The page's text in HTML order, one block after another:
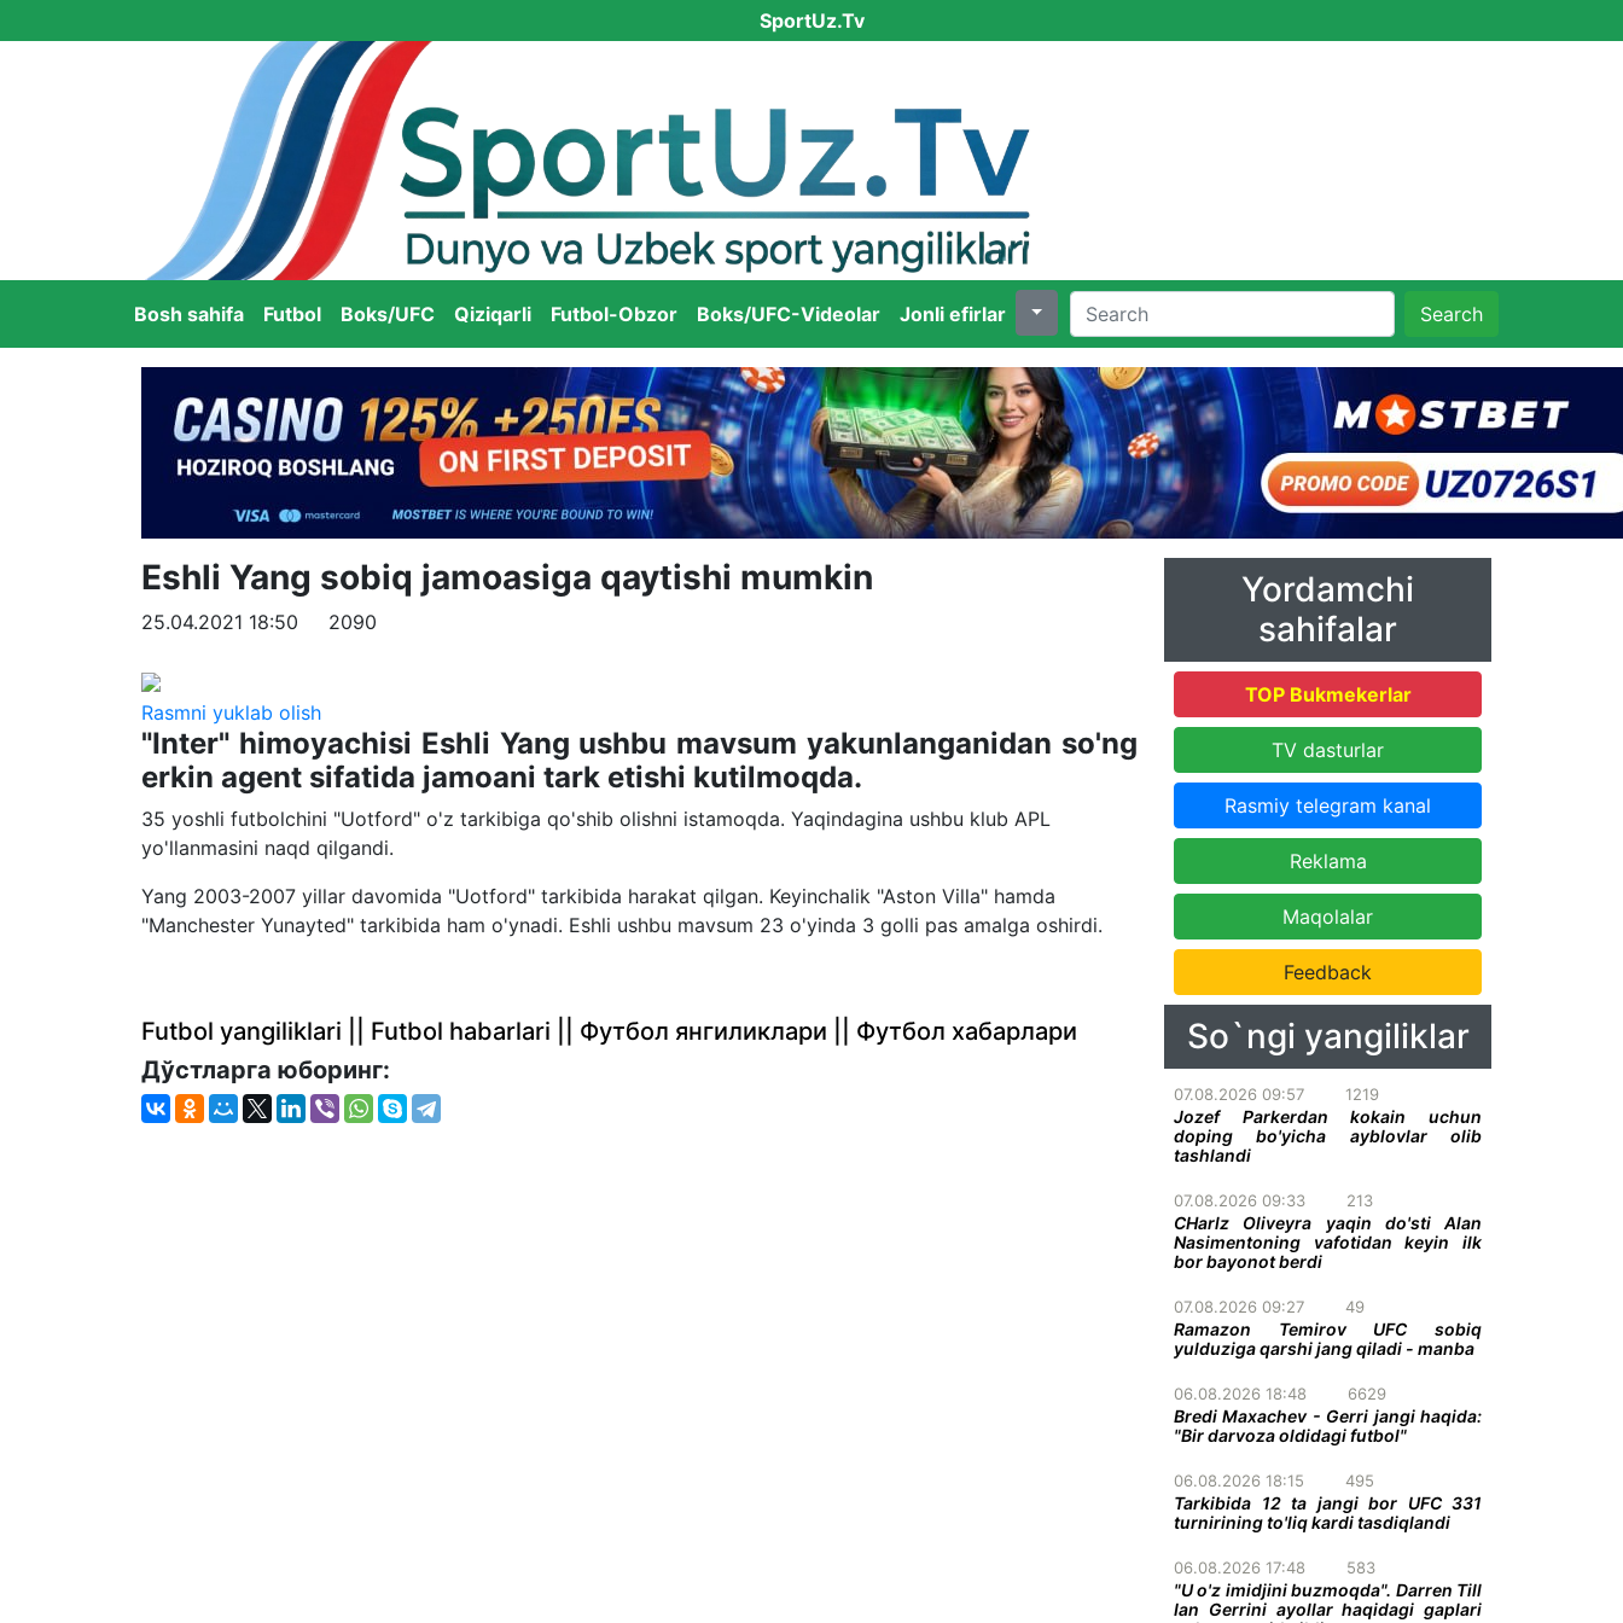
SportUz.Tv
Bosh sahifa Futbol Boks/UFC Qiziqarli Futbol-Obzor Boks/UFC-Videolar Jonli efirlar Search
Eshli Yang sobiq jamoasiga qaytishi mumkin
25.04.2021 18:50 2090
Rasmni yuklab olish
"Inter" himoyachisi Eshli Yang ushbu mavsum yakunlanganidan so'ng
erkin agent sifatida jamoani tark etishi kutilmoqda.
35 yoshli futbolchini "Uotford" o'z tarkibiga qo'shib olishni istamoqda. Yaqindagina ushbu klub APL
yo'llanmasini naqd qilgandi.
Yang 2003-2007 yillar davomida "Uotford" tarkibida harakat qilgan. Keyinchalik "Aston Villa" hamda
"Manchester Yunayted" tarkibida ham o'ynadi. Eshli ushbu mavsum 23 o'yinda 3 golli pas amalga oshirdi.
Futbol yangiliklari || Futbol habarlari || Футбол янгиликлари || Футбол хабарлари
Дўстларга юборинг:
Yordamchi
sahifalar
TOP Bukmekerlar
TV dasturlar
Rasmiy telegram kanal
Reklama
Maqolalar
Feedback
So`ngi yangiliklar
07.08.2026 09:57 1219
Jozef Parkerdan kokain uchun
doping bo'yicha ayblovlar olib
tashlandi
07.08.2026 09:33 213
CHarlz Oliveyra yaqin do'sti Alan
Nasimentoning vafotidan keyin ilk
bor bayonot berdi
07.08.2026 09:27 49
Ramazon Temirov UFC sobiq
yulduziga qarshi jang qiladi - manba
06.08.2026 18:48 6629
Bredi Maxachev - Gerri jangi haqida:
"Bir darvoza oldidagi futbol"
06.08.2026 18:15 495
Tarkibida 12 ta jangi bor UFC 331
turnirining to'liq kardi tasdiqlandi
06.08.2026 17:48 583
"U o'z imidjini buzmoqda". Darren Till
Ian Gerrini ayollar haqidagi gaplari